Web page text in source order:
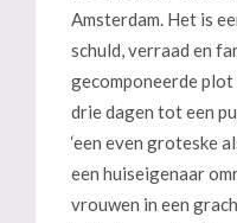
Amsterdam. Het is
schuld, verraad en
gecomponeerde
drie dagen tot een
‘een even groteske
een huiseigenaar
vrouwen in een